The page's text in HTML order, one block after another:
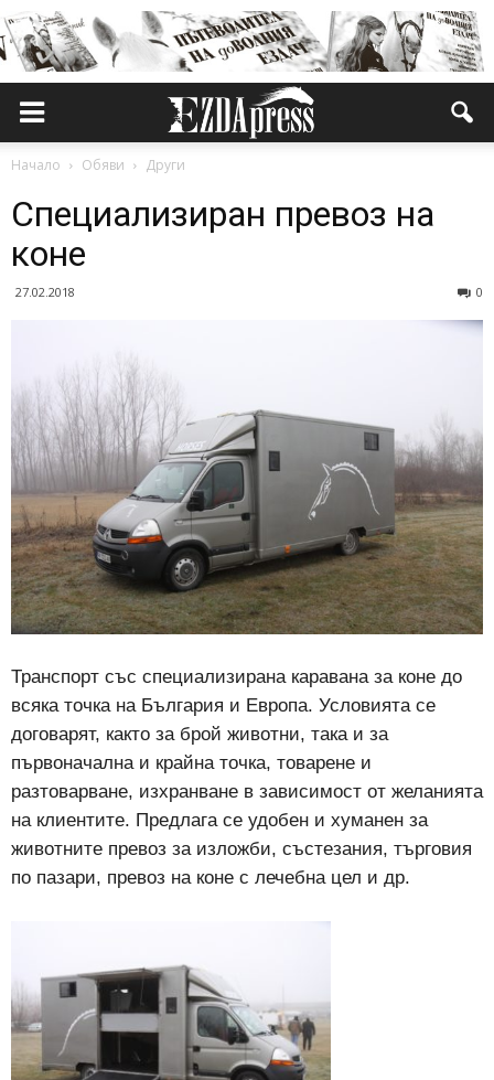
Начало Обяви Други
Специализиран превоз на
коне
27.02.2018 0
Транспорт със специализирана каравана за коне до
всяка точка на България и Европа. Условията се
договарят, както за брой животни, така и за
първоначална и крайна точка, товарене и
разтоварване, изхранване в зависимост от желанията
на клиентите. Предлага се удобен и хуманен за
животните превоз за изложби, състезания, търговия
по пазари, превоз на коне с лечебна цел и др.